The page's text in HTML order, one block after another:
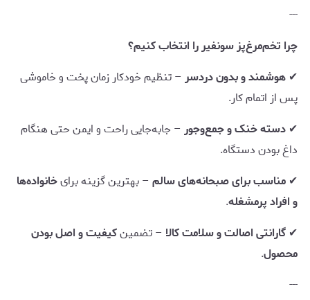
---
چرا تخم‌مرغ‌پز سونفیر را انتخاب کنیم؟
✔ هوشمند و بدون دردسر– تنظیم خودکار زمان پخت و خاموشی
پس از اتمام کار.
✔ دسته خنک و جمع‌وجور– جابه‌جایی راحت و ایمن حتی هنگام
داغ بودن دستگاه.
✔ مناسب برای صبحانه‌های سالم– بهترین گزینه برایخانواده‌ها
و افراد پرمشغله.
✔ گارانتی اصالت و سلامت کالا – تضمینکیفیت و اصل بودن
محصول.
---